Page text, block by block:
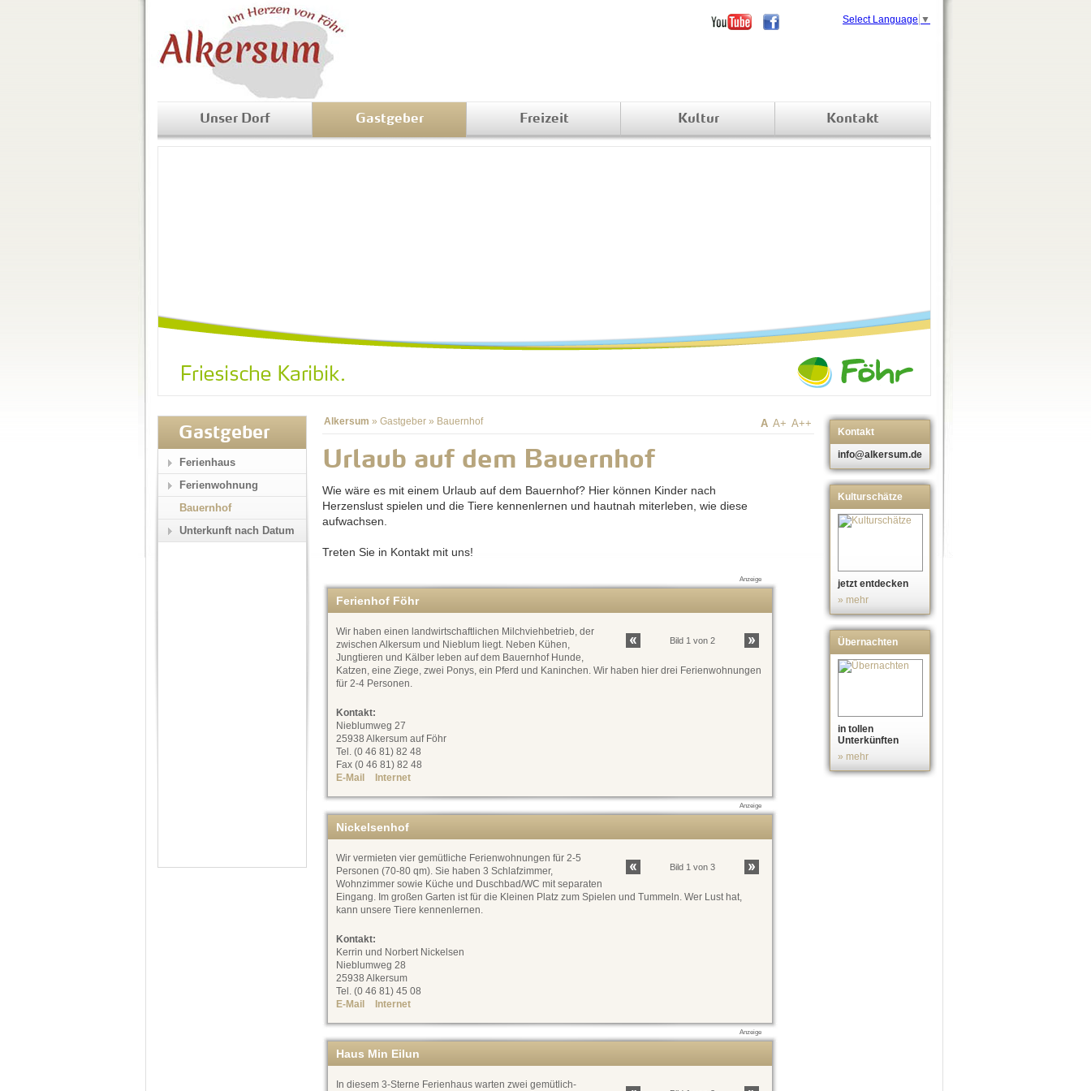
Unser Dorf Gastgeber Freizeit Kultur Kontakt
Alkersum » Gastgeber » Bauernhof A A+ A++
Urlaub auf dem Bauernhof
Wie wäre es mit einem Urlaub auf dem Bauernhof? Hier können Kinder nach
Herzenslust spielen und die Tiere kennenlernen und hautnah miterleben, wie diese
aufwachsen.
Treten Sie in Kontakt mit uns!
Anzeige
Ferienhof Föhr
Bild 1 von 2
Wir haben einen landwirtschaftlichen Milchviehbetrieb, der
zwischen Alkersum und Nieblum liegt. Neben Kühen,
Jungtieren und Kälber leben auf dem Bauernhof Hunde,
Katzen, eine Ziege, zwei Ponys, ein Pferd und Kaninchen. Wir haben hier drei Ferienwohnungen
für 2-4 Personen.
Kontakt:
Nieblumweg 27
25938 Alkersum auf Föhr
Tel. (0 46 81) 82 48
Fax (0 46 81) 82 48
E-Mail
Internet
Anzeige
Nickelsenhof
Bild 1 von 3
Wir vermieten vier gemütliche Ferienwohnungen für 2-5
Personen (70-80 qm). Sie haben 3 Schlafzimmer,
Wohnzimmer sowie Küche und Duschbad/WC mit separaten
Eingang. Im großen Garten ist für die Kleinen Platz zum Spielen und Tummeln. Wer Lust hat,
kann unsere Tiere kennenlernen.
Kontakt:
Kerrin und Norbert Nickelsen
Nieblumweg 28
25938 Alkersum
Tel. (0 46 81) 45 08
E-Mail
Internet
Anzeige
Haus Min Eilun
In diesem 3-Sterne Ferienhaus warten zwei gemütlich-
Kontakt
info@alkersum.de
Kulturschätze
jetzt entdecken
» mehr
Übernachten
in tollen
Unterkünften
» mehr
Gastgeber
Ferienhaus
Ferienwohnung
Bauernhof
Unterkunft nach Datum
Select Language ▼